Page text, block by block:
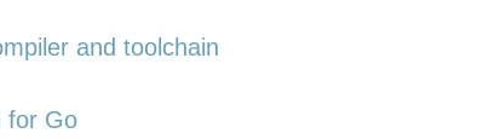
and toolchain
for Go